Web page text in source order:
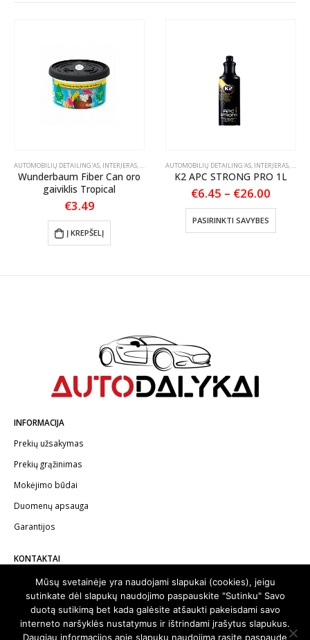
PASTOS
AUTOMOBILIŲ DETAILING'AS, INTERJERAS, KVAPAI AUTOMOBILIUI
Wunderbaum Fiber Can oro
gaiviklis Tropical
€3.49
Į KREPŠELĮ
AUTOMOBILIŲ DETAILING'AS, INTERJERAS,
K2 APC STRONG PRO 1L
€6.45 – €26.00
€26.00
PASIRINKTI SAVYBES
This product has multiple variants. The options may be chosen on the product page
INFORMACIJA
Prekių užsakymas
Prekių grąžinimas
Mokėjimo būdai
Duomenų apsauga
Garantijos
KONTAKTAI
Telefonas:+370 602 62622
El.paštas: info@autodalykai.lt
Mūsų svetainėje yra naudojami slapukai (cookies), jeigu
sutinkate dėl slapukų naudojimo paspauskite "Sutinku" Savo
duotą sutikimą bet kada galėsite atšaukti pakeisdami savo
interneto naršyklės nustatymus ir ištrindami įrašytus slapukus.
Daugiau informacijos apie slapukų naudojimą rasite paspaude